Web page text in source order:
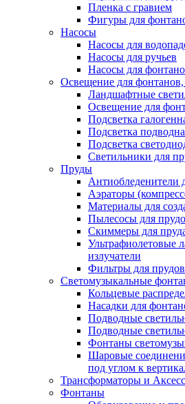
Пленка с гравием
Фигуры для
Насосы
Насосы для
Насосы для ручьев
Насосы для
Освещение для фонтанов,
Ландшафтные
Освещение для
Подсветка
Подсветка
Подсветка
Светильники для
Пруды
Антиобледенители
Аэраторы
Материалы для
Пылесосы для
Скиммеры для
Ультрафиолетовые
излучатели
Фильтры для прудов
Светомузыкальные
Кольцевые
Насадки для
Подводные
Подводные
Фонтаны
Шаровые
под углом к
Трансформаторы и
Фонтаны